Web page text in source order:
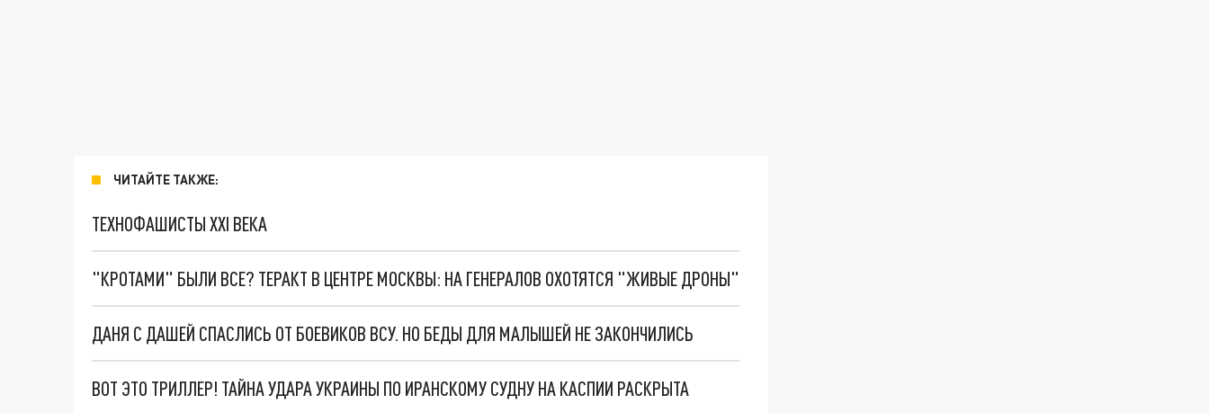
ЧИТАЙТЕ ТАКЖЕ:
ТЕХНОФАШИСТЫ XXI ВЕКА
"КРОТАМИ" БЫЛИ ВСЕ? ТЕРАКТ В ЦЕНТРЕ МОСКВЫ: НА ГЕНЕРАЛОВ ОХОТЯТСЯ "ЖИВЫЕ ДРОНЫ"
ДАНЯ С ДАШЕЙ СПАСЛИСЬ ОТ БОЕВИКОВ ВСУ. НО БЕДЫ ДЛЯ МАЛЫШЕЙ НЕ ЗАКОНЧИЛИСЬ
ВОТ ЭТО ТРИЛЛЕР! ТАЙНА УДАРА УКРАИНЫ ПО ИРАНСКОМУ СУДНУ НА КАСПИИ РАСКРЫТА